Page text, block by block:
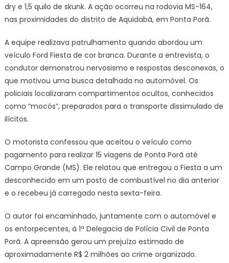
skunk
em
com
fundo
falso
dry e 1,5 quilo de skunk. A ação ocorreu na rodovia MS-164,
nas proximidades do distrito de Aquidabã, em Ponta Porã.
A equipe realizava patrulhamento quando abordou um
veículo Ford Fiesta de cor branca. Durante a entrevista, o
condutor demonstrou nervosismo e respostas desconexas, o
que motivou uma busca detalhada no automóvel. Os
policiais localizaram compartimentos ocultos, conhecidos
como “mocós”, preparados para o transporte dissimulado de
ilícitos.
O motorista confessou que aceitou o veículo como
pagamento para realizar 15 viagens de Ponta Porã até
Campo Grande (MS). Ele relatou que entregou o Fiesta a um
desconhecido em um posto de combustível no dia anterior
e o recebeu já carregado nesta sexta-feira.
O autor foi encaminhado, juntamente com o automóvel e
os entorpecentes, à 1ª Delegacia de Polícia Civil de Ponta
Porã. A apreensão gerou um prejuízo estimado de
aproximadamente R$ 2 milhões ao crime organizado.